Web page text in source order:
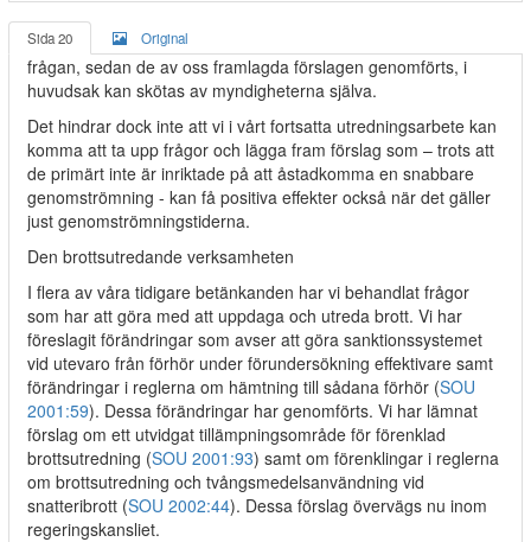
Sida 20 Original
frågan, sedan de av oss framlagda förslagen genomförts, i
huvudsak kan skötas av myndigheterna själva.
Det hindrar dock inte att vi i vårt fortsatta utredningsarbete kan
komma att ta upp frågor och lägga fram förslag som – trots att
de primärt inte är inriktade på att åstadkomma en snabbare
genomströmning - kan få positiva effekter också när det gäller
just genomströmningstiderna.
Den brottsutredande verksamheten
I flera av våra tidigare betänkanden har vi behandlat frågor
som har att göra med att uppdaga och utreda brott. Vi har
föreslagit förändringar som avser att göra sanktionssystemet
vid utevaro från förhör under förundersökning effektivare samt
förändringar i reglerna om hämtning till sådana förhör (SOU
2001:59). Dessa förändringar har genomförts. Vi har lämnat
förslag om ett utvidgat tillämpningsområde för förenklad
brottsutredning (SOU 2001:93) samt om förenklingar i reglerna
om brottsutredning och tvångsmedelsanvändning vid
snatteribrott (SOU 2002:44). Dessa förslag övervägs nu inom
regeringskansliet.